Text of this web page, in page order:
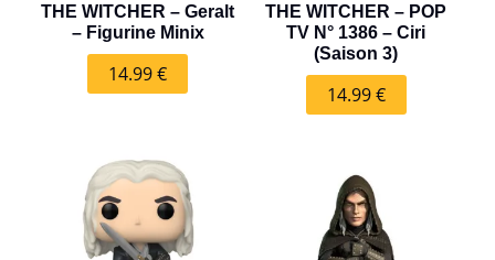
THE WITCHER – Geralt
– Figurine Minix
14.99€
THE WITCHER – POP
TV N° 1386 – Ciri
(Saison 3)
14.99€